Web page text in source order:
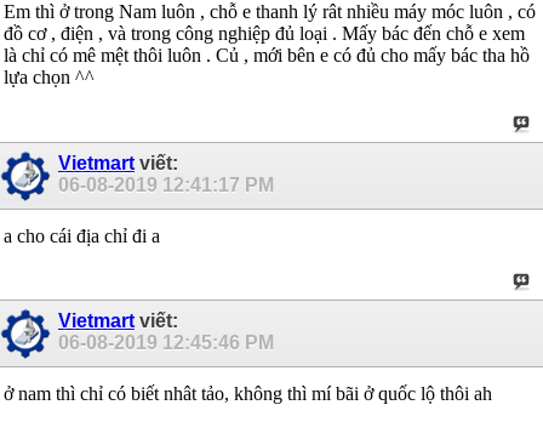
Em thì ở trong Nam luôn , chỗ e thanh lý rât nhiều máy móc luôn , có
đồ cơ , điện , và trong công nghiệp đủ loại . Mấy bác đến chỗ e xem
là chỉ có mê mệt thôi luôn . Củ , mới bên e có đủ cho mấy bác tha hồ
lựa chọn ^^
Vietmart viết:
06-08-2019 12:41:17 PM
a cho cái địa chỉ đi a
Vietmart viết:
06-08-2019 12:45:46 PM
ở nam thì chỉ có biết nhât tảo, không thì mí bãi ở quốc lộ thôi ah